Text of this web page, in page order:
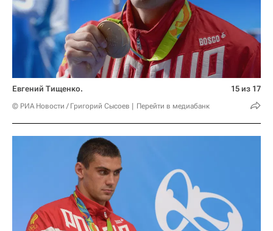
Евгений Тищенко.
© РИА Новости / Григорий Сысоев Перейти в медиабанк
15 из 17